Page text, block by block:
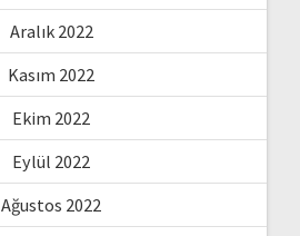
Aralık 2022
Kasım 2022
Ekim 2022
Eylül 2022
Ağustos 2022